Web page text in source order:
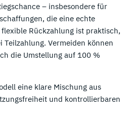
– insbesondere für
die eine echte
Rückzahlung ist praktisch,
Teilzahlung. Vermeiden können
die Umstellung auf 100 %
eine klare Mischung aus
und kontrollierbaren